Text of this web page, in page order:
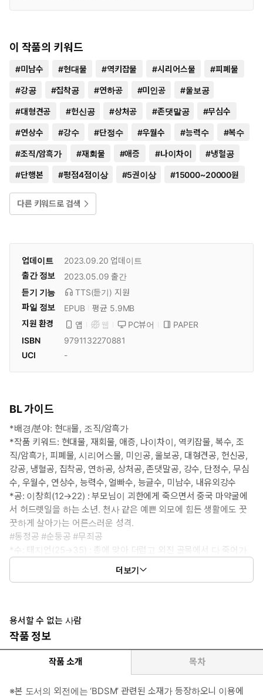
이 작품의 키워드
#미남수 #현대물 #역키잡물 #시리어스물 #피폐물
#강공 #집착공 #연하공 #미인공 #울보공
#대형견공 #헌신공 #상처공 #존댓말공 #무심수
#연상수 #강수 #단정수 #우월수 #능력수 #복수
#조직/암흑가 #재회물 #애증 #나이차이 #냉혈공
#단행본 #평점4점이상 #5권이상 #15000~20000원
다른 키워드로 검색
업데이트 2023.09.20 업데이트
출간 정보
2023.05.09 출간
듣기 기능
TTS(듣기) 지원
파일 정보
EPUB
평균 5.9MB
지원 환경
앱 웹 PC뷰어
PAPER
ISBN
9791132270881
UCI
-
BL 가이드
*배경/분야: 현대물, 조직/암흑가
*작품 키워드: 현대물, 재회물, 애증, 나이차이, 역키잡물, 복수, 조
직/암흑가, 피폐물, 시리어스물, 미인공, 울보공, 대형견공, 헌신공,
강공, 냉혈공, 집착공, 연하공, 상처공, 존댓말공, 강수, 단정수, 무심
수, 우월수, 연상수, 능력수, 얼빠수, 능글수, 미남수, 내유외강수
*공: 이창희(12→22) : 부모님이 괴한에게 죽으면서 중국 마약굴에
서 허드렛일을 하는 소년. 천사 같은 예쁜 외모에 힘든 생활에도 꿋
꿋하게 살아가는 어른스러운 성격.
#동정공 #순둥공 #무죄공
*수: 태지언(25→35) : 총에 맞아 더럽고 외진 골목에서 다 죽어가
던 남자. 날카로우면서도 써늘한 인상에 삼백안까지 가지고 있지만
모든 것이 이상하고, 헤픈 성격.
가 감기는 남자가 보고 싶을 때
*공감 글귀: “형을 다치게 할 수 있는 건 나뿐이어야 해요.”
더보기
용서할 수 없는 사람
작품 정보
작품 소개 목차
※본 도서의 외전에는 ‘BDSM’ 관련된 소재가 등장하오니 이용에